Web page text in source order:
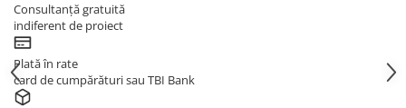
Consultanță gratuită
indiferent de proiect
Plată în rate
card de cumpărături sau TBI Bank